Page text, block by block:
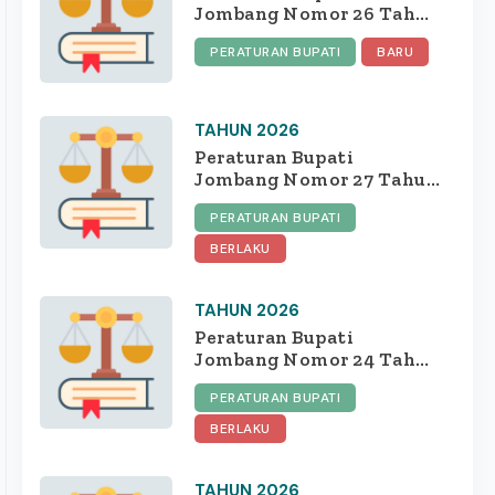
Jombang Nomor 26 Tahun
2026 tentang Fasilitasi
Pemanfaatan Barang
Proyek Strategis
PERATURAN BUPATI BARU
TAHUN 2026
Peraturan Bupati
Jombang Nomor 27 Tahun
2026 tentang
Pelaksanaan Pencegahan
Dan Penanganan Anak
Tidak Sekolah Di
PERATURAN BUPATI
BERLAKU
TAHUN 2026
Peraturan Bupati
Jombang Nomor 24 Tahun
2026 tentang Perubahan
Atas Peraturan Bupati
Nomor 27 Tahun 2022
tentang Pedoman
PERATURAN BUPATI
BERLAKU
TAHUN 2026